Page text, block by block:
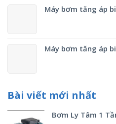
Máy bơm tăng áp
Máy bơm tăng áp
Bài viết mới nhất
Bơm Ly Tâm 1